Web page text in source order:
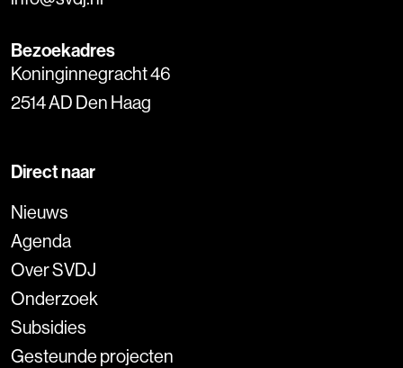
Bezoekadres
Koninginnegracht 46
2514 AD Den Haag
Direct naar
Nieuws
Agenda
Over SVDJ
Onderzoek
Subsidies
Gesteunde projecten